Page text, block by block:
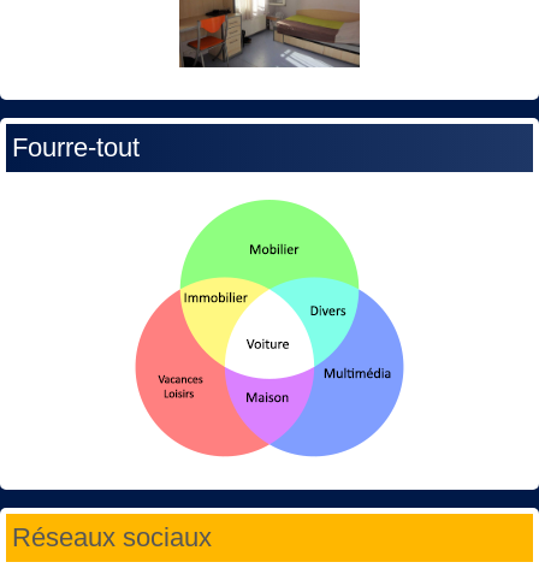
Fourre-tout
Réseaux sociaux